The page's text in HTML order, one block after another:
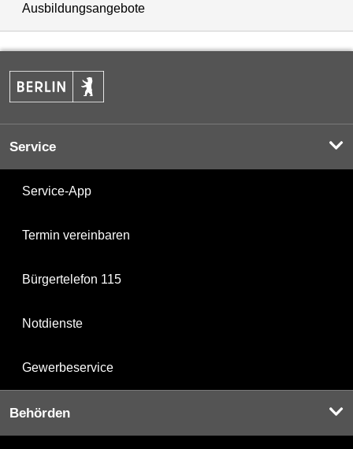
Ausbildungsangebote
Service
Service-App
Termin vereinbaren
Bürgertelefon 115
Notdienste
Gewerbeservice
Behörden